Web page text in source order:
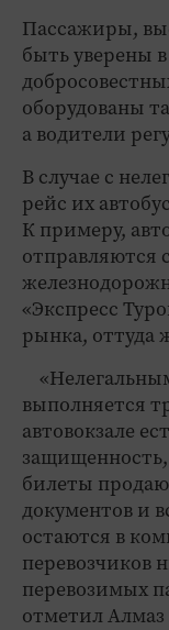
Пассажиры,
быть уверены
оборудованы
а водители
В случае с
рейс их
К примеру,
отправляются
«Экспресс
рынка, оттуда
выполняется
автовокзале
билеты
документов и
остаются в
перевозчиков
перевозимых
отметил